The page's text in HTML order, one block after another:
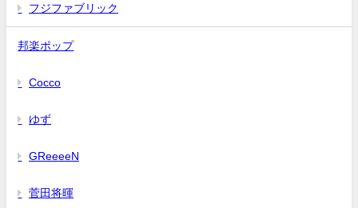
フジファブリック
邦楽ポップ
Cocco
ゆず
GReeeeN
菅田将暉